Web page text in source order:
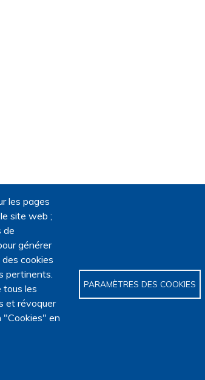
les pages
site web ;
de
générer
cookies
pertinents.
tous les
et révoquer
"Cookies" en
PARAMÈTRES DES COOKIES